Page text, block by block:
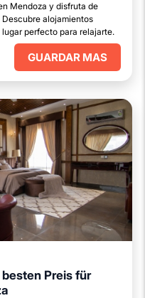
Mendoza y disfruta de
alojamientos
perfecto para relajarte.
GUARDAR MAS
Preis für